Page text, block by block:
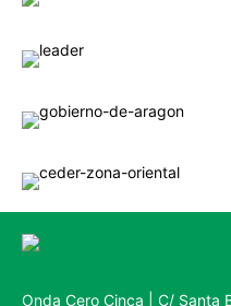
Onda Cero Cinca | C/ Santa